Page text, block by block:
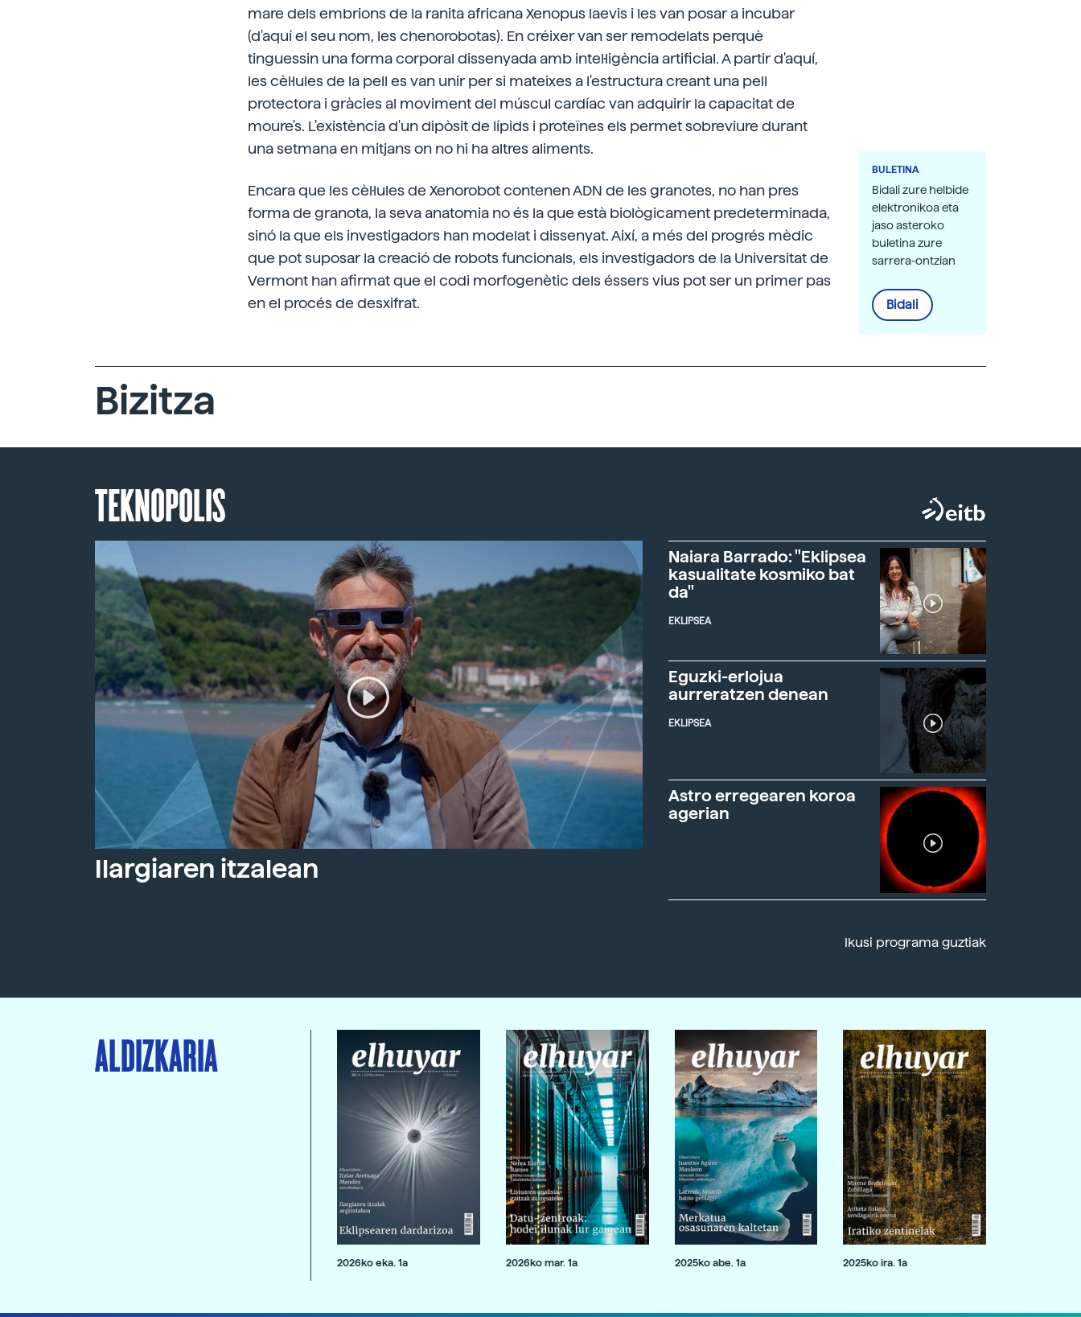
mare dels embrions de la ranita africana Xenopus laevis i les van posar a incubar
(d'aquí el seu nom, les chenorobotas). En créixer van ser remodelats perquè
tinguessin una forma corporal dissenyada amb intel·ligència artificial. A partir d'aquí,
les cèl·lules de la pell es van unir per si mateixes a l'estructura creant una pell
protectora i gràcies al moviment del múscul cardíac van adquirir la capacitat de
moure's. L'existència d'un dipòsit de lípids i proteïnes els permet sobreviure durant
una setmana en mitjans on no hi ha altres aliments.
Encara que les cèl·lules de Xenorobot contenen ADN de les granotes, no han pres
forma de granota, la seva anatomia no és la que està biològicament predeterminada,
sinó la que els investigadors han modelat i dissenyat. Així, a més del progrés mèdic
que pot suposar la creació de robots funcionals, els investigadors de la Universitat de
Vermont han afirmat que el codi morfogenètic dels éssers vius pot ser un primer pas
en el procés de desxifrat.
BULETINA
Bidali zure helbide
elektronikoa eta
jaso asteroko
buletina zure
sarrera-ontzian
Bidali
Bizitza
TEKNOPOLIS
Ilargiaren itzalean
Naiara Barrado: "Eklipsea
kasualitate kosmiko bat
da"
EKLIPSEA
Eguzki-erlojua
aurreratzen denean
EKLIPSEA
Astro erregearen koroa
agerian
Ikusi programa guztiak
ALDIZKARIA
2026ko eka. 1a 2026ko mar. 1a 2025ko abe. 1a 2025ko ira. 1a